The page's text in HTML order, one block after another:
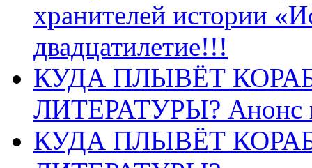
хранителей истории
двадцатилетие!!!
КУДА ПЛЫВЁТ
ЛИТЕРАТУРЫ? Анонс
КУДА ПЛЫВЁТ